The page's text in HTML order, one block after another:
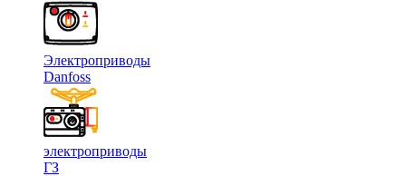
Электроприводы
Danfoss
электроприводы
ГЗ